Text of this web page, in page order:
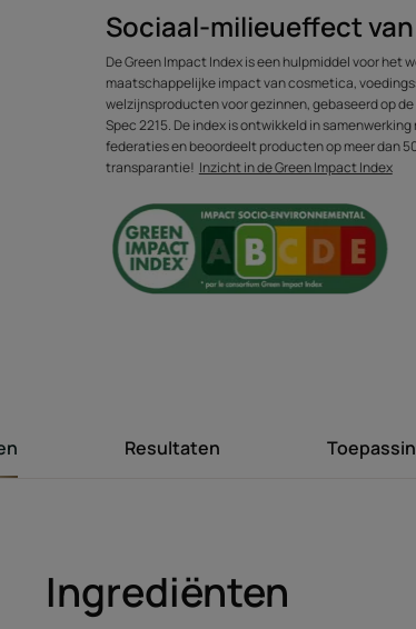
- ONTWART MILD: maakt het stylen
op elk moment van de dag, voor
- HYDRATEERT EN BESCHERMT:
soepel, zacht en glanzend.
- GECERTIFICEERD BIOLOGISCH & ECO-
siliconen van 99% natuurlijke oorsprong,
100% gerecycleerd plastic.
Textuur
Sociaal-milieueffect
De Green Impact Index is een hulpmiddel voor het
maatschappelijke impact van cosmetica,
welzijnsproducten voor gezinnen, gebaseerd op
Spec 2215. De index is ontwikkeld in
federaties en beoordeelt producten op meer dan
transparantie! Inzicht in de Green Impact Index
Resultaten
Ingrediënten